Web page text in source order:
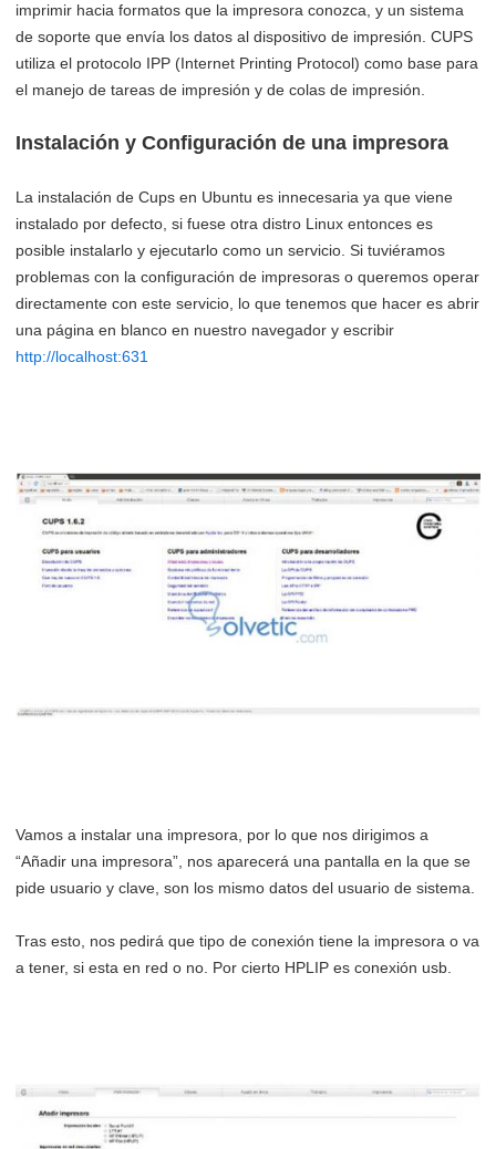
imprimir hacia formatos que la impresora conozca, y un sistema
de soporte que envía los datos al dispositivo de impresión. CUPS
utiliza el protocolo IPP (Internet Printing Protocol) como base para
el manejo de tareas de impresión y de colas de impresión.
Instalación y Configuración de una impresora
La instalación de Cups en Ubuntu es innecesaria ya que viene
instalado por defecto, si fuese otra distro Linux entonces es
posible instalarlo y ejecutarlo como un servicio. Si tuviéramos
problemas con la configuración de impresoras o queremos operar
directamente con este servicio, lo que tenemos que hacer es abrir
una página en blanco en nuestro navegador y escribir
http://localhost:631
Vamos a instalar una impresora, por lo que nos dirigimos a
“Añadir una impresora”, nos aparecerá una pantalla en la que se
pide usuario y clave, son los mismo datos del usuario de sistema.
Tras esto, nos pedirá que tipo de conexión tiene la impresora o va
a tener, si esta en red o no. Por cierto HPLIP es conexión usb.